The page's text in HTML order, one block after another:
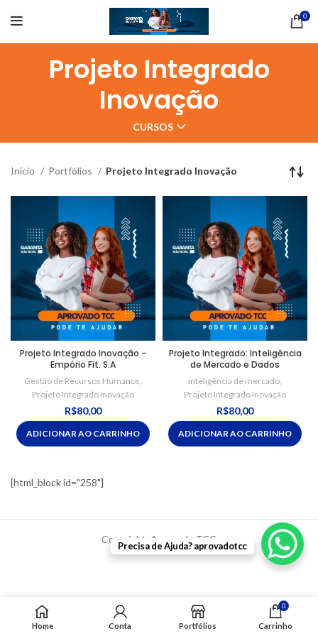
0
Projeto Integrado
Inovação
CURSOS
Início Portfólios Projeto Integrado Inovação
Projeto Integrado Inovação –
Empório Fit. S.A
Gestão de Recursos Humanos,
Projeto Integrado Inovação
R$80,00
ADICIONAR AO CARRINHO
Projeto Integrado: Inteligência
de Mercado e Dados
inteligência de mercado,
Projeto Integrado Inovação
R$80,00
ADICIONAR AO CARRINHO
[html_block id="258"]
Copyright. Aprovado TCC
Precisa de Ajuda? aprovadotcc
Home Conta Portfólios
0
Carrinho